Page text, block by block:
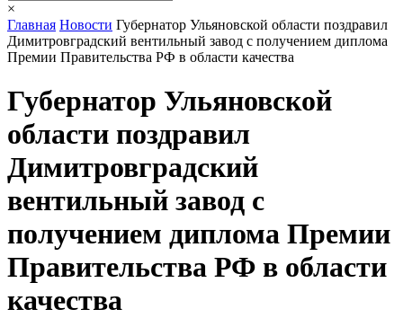
×
Главная Новости Губернатор Ульяновской области поздравил
Димитровградский вентильный завод с получением диплома
Премии Правительства РФ в области качества
Губернатор Ульяновской
области поздравил
Димитровградский
вентильный завод с
получением диплома Премии
Правительства РФ в области
качества